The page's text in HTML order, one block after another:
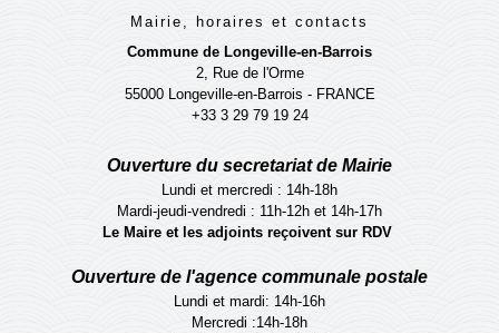
Mairie, horaires et contacts
Commune de Longeville-en-Barrois
2, Rue de l'Orme
55000 Longeville-en-Barrois - FRANCE
+33 3 29 79 19 24
Ouverture du secretariat de Mairie
Lundi et mercredi : 14h-18h
Mardi-jeudi-vendredi : 11h-12h et 14h-17h
Le Maire et les adjoints reçoivent sur RDV
Ouverture de l'agence communale postale
Lundi et mardi: 14h-16h
Mercredi :14h-18h